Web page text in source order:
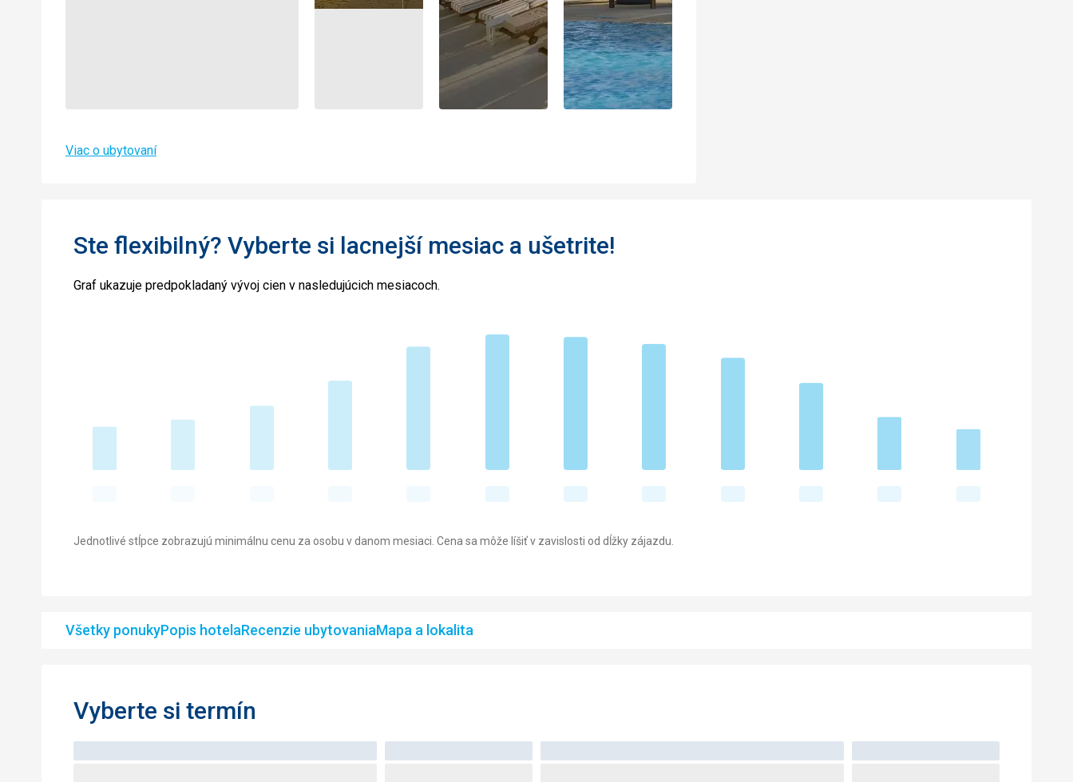
Viac o ubytovaní
Ste flexibilný? Vyberte si lacnejší mesiac a ušetrite!
Graf ukazuje predpokladaný vývoj cien v nasledujúcich mesiacoch.
Jednotlivé stĺpce zobrazujú minimálnu cenu za osobu v danom mesiaci. Cena sa môže líšiť v zavislosti od dĺžky zájazdu.
Všetky ponukyPopis hotelaRecenzie ubytovaniaMapa a lokalita
Vyberte si termín